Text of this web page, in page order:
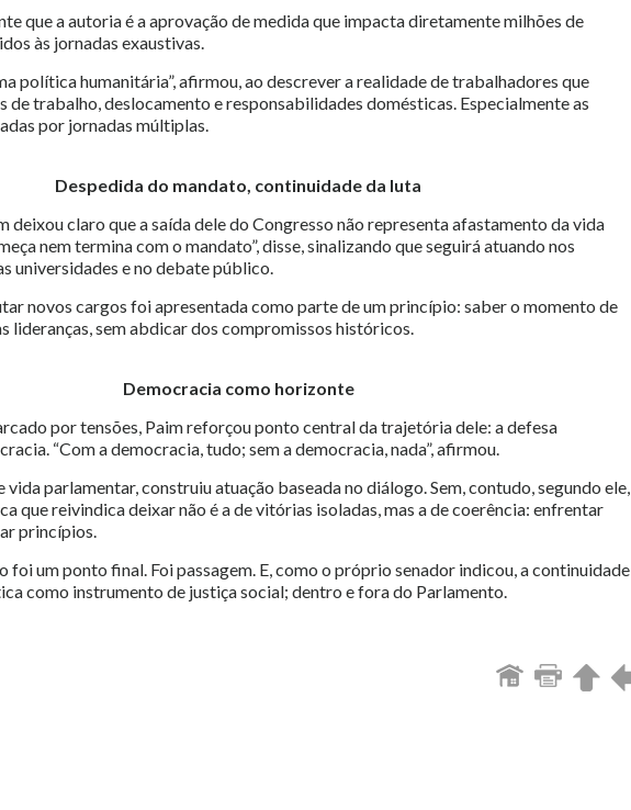
que a autoria é a aprovação de medida que impacta diretamente milhões de
às jornadas exaustivas.
política humanitária”, afirmou, ao descrever a realidade de trabalhadores que
de trabalho, deslocamento e responsabilidades domésticas. Especialmente as
por jornadas múltiplas.
Despedida do mandato, continuidade da luta
deixou claro que a saída dele do Congresso não representa afastamento da vida
nem termina com o mandato”, disse, sinalizando que seguirá atuando nos
universidades e no debate público.
novos cargos foi apresentada como parte de um princípio: saber o momento de
lideranças, sem abdicar dos compromissos históricos.
Democracia como horizonte
por tensões, Paim reforçou ponto central da trajetória dele: a defesa
“Com a democracia, tudo; sem a democracia, nada”, afirmou.
vida parlamentar, construiu atuação baseada no diálogo. Sem, contudo, segundo ele,
que reivindica deixar não é a de vitórias isoladas, mas a de coerência: enfrentar
princípios.
foi um ponto final. Foi passagem. E, como o próprio senador indicou, a continuidade
como instrumento de justiça social; dentro e fora do Parlamento.